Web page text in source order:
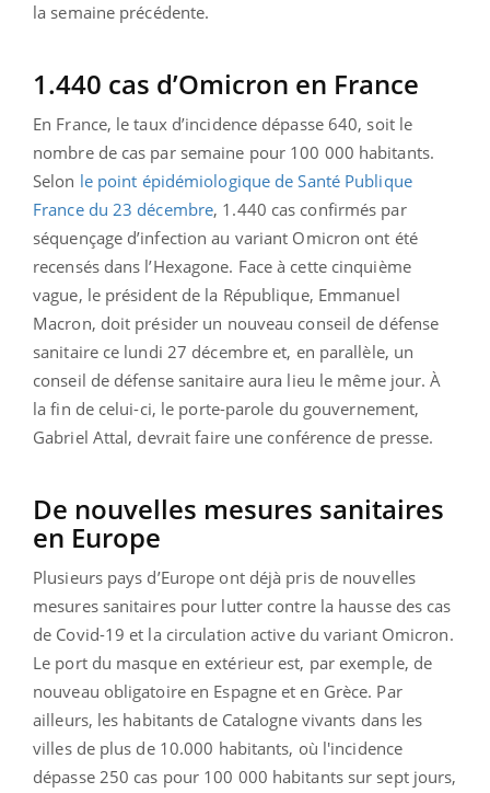
la semaine précédente.
1.440 cas d’Omicron en France
En France, le taux d’incidence dépasse 640, soit le
nombre de cas par semaine pour 100 000 habitants.
Selon le point épidémiologique de Santé Publique
France du 23 décembre, 1.440 cas confirmés par
séquençage d’infection au variant Omicron ont été
recensés dans l’Hexagone. Face à cette cinquième
vague, le président de la République, Emmanuel
Macron, doit présider un nouveau conseil de défense
sanitaire ce lundi 27 décembre et, en parallèle, un
conseil de défense sanitaire aura lieu le même jour. À
la fin de celui-ci, le porte-parole du gouvernement,
Gabriel Attal, devrait faire une conférence de presse.
De nouvelles mesures sanitaires
en Europe
Plusieurs pays d’Europe ont déjà pris de nouvelles
mesures sanitaires pour lutter contre la hausse des cas
de Covid-19 et la circulation active du variant Omicron.
Le port du masque en extérieur est, par exemple, de
nouveau obligatoire en Espagne et en Grèce. Par
ailleurs, les habitants de Catalogne vivants dans les
villes de plus de 10.000 habitants, où l'incidence
dépasse 250 cas pour 100 000 habitants sur sept jours,